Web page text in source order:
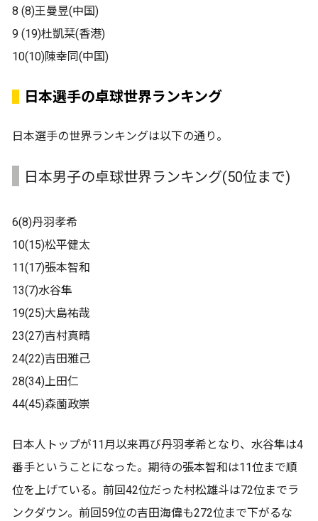
8 (8)王曼昱(中国)
9 (19)杜凱栞(香港)
10(10)陳幸同(中国)
日本選手の卓球世界ランキング
日本選手の世界ランキングは以下の通り。
日本男子の卓球世界ランキング(50位まで)
6(8)丹羽孝希
10(15)松平健太
11(17)張本智和
13(7)水谷隼
19(25)大島祐哉
23(27)吉村真晴
24(22)吉田雅己
28(34)上田仁
44(45)森薗政崇
日本人トップが11月以来再び丹羽孝希となり、水谷隼は4
番手ということになった。期待の張本智和は11位まで順
位を上げている。前回42位だった村松雄斗は72位までラ
ンクダウン。前回59位の吉田海偉も272位まで下がるな